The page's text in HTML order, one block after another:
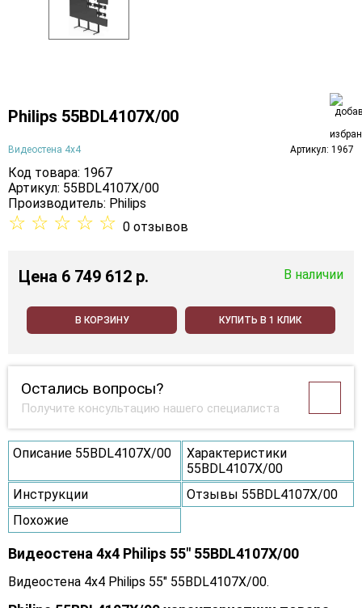
Philips 55BDL4107X/00
Видеостена 4х4 Артикул: 1967
Код товара: 1967
Артикул: 55BDL4107X/00
Производитель: Philips
☆ ☆ ☆ ☆ ☆ 0 отзывов
Цена 6 749 612 p. В наличии
В КОРЗИНУ КУПИТЬ В 1 КЛИК
Остались вопросы?
Получите консультацию нашего специалиста
Описание 55BDL4107X/00
Характеристики
55BDL4107X/00
Инструкции
Отзывы 55BDL4107X/00
Похожие
Видеостена 4x4 Philips 55" 55BDL4107X/00
Видеостена 4x4 Philips 55" 55BDL4107X/00.